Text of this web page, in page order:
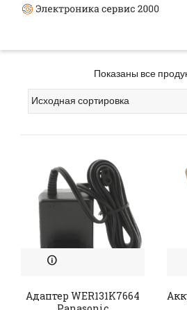
Показаны все
Адаптер WER131K7664